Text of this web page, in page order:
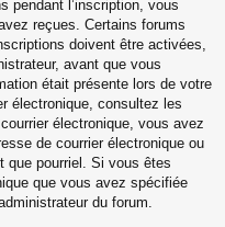
pendant l’inscription, vous
reçues. Certains forums
doivent être activées,
avant que vous
était présente lors de votre
électronique, consultez les
électronique, vous avez
de courrier électronique ou
que pourriel. Si vous êtes
que vous avez spécifiée
du forum.